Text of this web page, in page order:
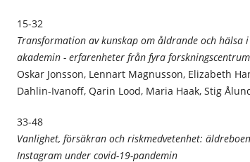
15-32
Transformation av kunskap om åldrande och
akademin - erfarenheter från fyra forskningscentrum
Oskar Jonsson, Lennart Magnusson, Elizabeth
Dahlin-Ivanoff, Qarin Lood, Maria Haak, Stig
33-48
Vanlighet, försäkran och riskmedvetenhet:
Instagram under covid-19-pandemin